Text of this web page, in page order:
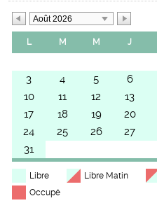
Août 2026
L M M J
3
4 5 6
10
11 12 13
17
18 19 20
24
25 26 27
31
Libre Libre Matin
Occupé